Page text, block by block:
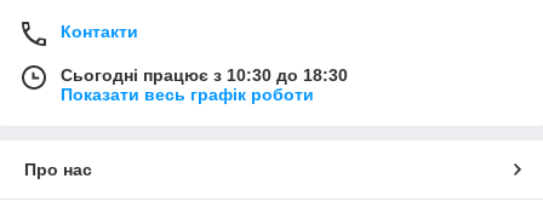
Контакти
Сьогодні працює з 10:30 до 18:30
Показати весь графік роботи
Про нас